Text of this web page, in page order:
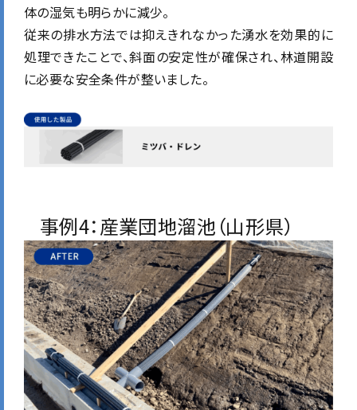
体の湿気も明らかに減少。
従来の排水方法では抑えきれなかった湧水を効果的に
処理できたことで、斜面の安定性が確保され、林道開設
に必要な安全条件が整いました。
事例4：産業団地溜池（山形県）